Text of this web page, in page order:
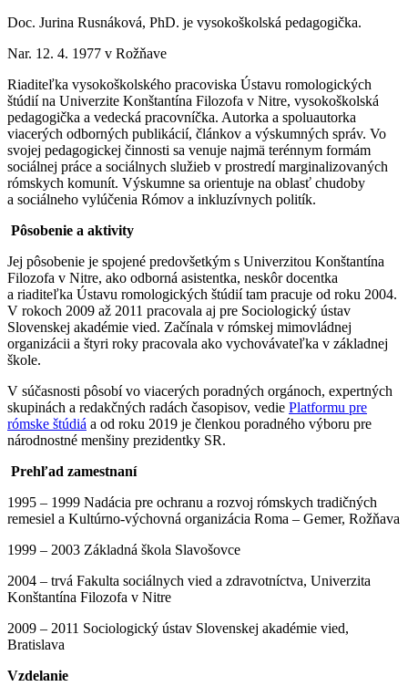
Doc. Jurina Rusnáková, PhD. je vysokoškolská pedagogička.
Nar. 12. 4. 1977 v Rožňave
Riaditeľka vysokoškolského pracoviska Ústavu romologických
štúdií na Univerzite Konštantína Filozofa v Nitre, vysokoškolská
pedagogička a vedecká pracovníčka. Autorka a spoluautorka
viacerých odborných publikácií, článkov a výskumných správ. Vo
svojej pedagogickej činnosti sa venuje najmä terénnym formám
sociálnej práce a sociálnych služieb v prostredí marginalizovaných
rómskych komunít. Výskumne sa orientuje na oblasť chudoby
a sociálneho vylúčenia Rómov a inkluzívnych politík.
Pôsobenie a aktivity
Jej pôsobenie je spojené predovšetkým s Univerzitou Konštantína
Filozofa v Nitre, ako odborná asistentka, neskôr docentka
a riaditeľka Ústavu romologických štúdií tam pracuje od roku 2004.
V rokoch 2009 až 2011 pracovala aj pre Sociologický ústav
Slovenskej akadémie vied. Začínala v rómskej mimovládnej
organizácii a štyri roky pracovala ako vychovávateľka v základnej
škole.
V súčasnosti pôsobí vo viacerých poradných orgánoch, expertných
skupinách a redakčných radách časopisov, vedie Platformu pre
rómske štúdiá a od roku 2019 je členkou poradného výboru pre
národnostné menšiny prezidentky SR.
Prehľad zamestnaní
1995 – 1999 Nadácia pre ochranu a rozvoj rómskych tradičných
remesiel a Kultúrno-výchovná organizácia Roma – Gemer, Rožňava
1999 – 2003 Základná škola Slavošovce
2004 – trvá Fakulta sociálnych vied a zdravotníctva, Univerzita
Konštantína Filozofa v Nitre
2009 – 2011 Sociologický ústav Slovenskej akadémie vied,
Bratislava
Vzdelanie